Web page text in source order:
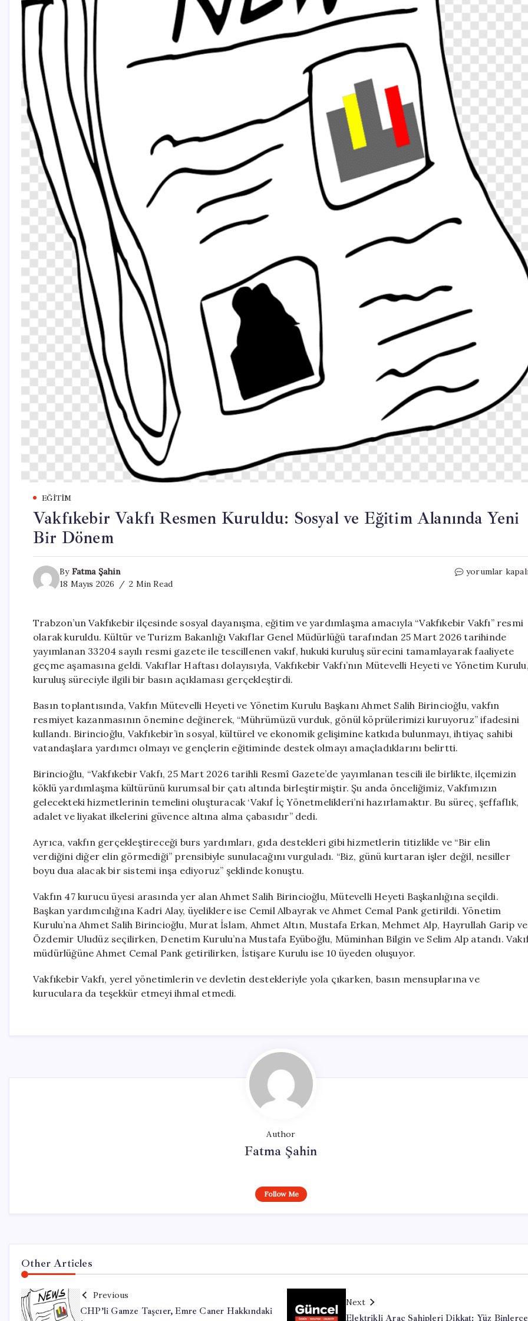
EĞITIM
Vakfıkebir Vakfı Resmen Kuruldu: Sosyal ve Eğitim Alanında Yeni
Bir Dönem
By Fatma Şahin
18 Mayıs 2026
2 Min Read
Vakfıkebir
Sosyal
ve
Eğitim
Alanında
Yeni
için
yorumlar
Trabzon’un Vakfıkebir ilçesinde sosyal dayanışma, eğitim ve yardımlaşma amacıyla “Vakfıkebir Vakfı” resmi
olarak kuruldu. Kültür ve Turizm Bakanlığı Vakıflar Genel Müdürlüğü tarafından 25 Mart 2026 tarihinde
yayımlanan 33204 sayılı resmi gazete ile tescillenen vakıf, hukuki kuruluş sürecini tamamlayarak faaliyete
geçme aşamasına geldi. Vakıflar Haftası dolayısıyla, Vakfıkebir Vakfı’nın Mütevelli Heyeti ve Yönetim
kuruluş süreciyle ilgili bir basın açıklaması gerçekleştirdi.
Basın toplantısında, Vakfın Mütevelli Heyeti ve Yönetim Kurulu Başkanı Ahmet Salih Birincioğlu, vakfın
resmiyet kazanmasının önemine değinerek, “Mührümüzü vurduk, gönül köprülerimizi kuruyoruz” ifadesini
kullandı. Birincioğlu, Vakfıkebir’in sosyal, kültürel ve ekonomik gelişimine katkıda bulunmayı, ihtiyaç sahibi
vatandaşlara yardımcı olmayı ve gençlerin eğitiminde destek olmayı amaçladıklarını belirtti.
Birincioğlu, “Vakfıkebir Vakfı, 25 Mart 2026 tarihli Resmî Gazete’de yayımlanan tescili ile birlikte, ilçemizin
köklü yardımlaşma kültürünü kurumsal bir çatı altında birleştirmiştir. Şu anda önceliğimiz, Vakfımızın
gelecekteki hizmetlerinin temelini oluşturacak ‘Vakıf İç Yönetmelikleri’ni hazırlamaktır. Bu süreç, şeffaflık,
adalet ve liyakat ilkelerini güvence altına alma çabasıdır” dedi.
Ayrıca, vakfın gerçekleştireceği burs yardımları, gıda destekleri gibi hizmetlerin titizlikle ve “Bir elin
verdiğini diğer elin görmediği” prensibiyle sunulacağını vurguladı. “Biz, günü kurtaran işler değil, nesiller
boyu dua alacak bir sistemi inşa ediyoruz” şeklinde konuştu.
Vakfın 47 kurucu üyesi arasında yer alan Ahmet Salih Birincioğlu, Mütevelli Heyeti Başkanlığına seçildi.
Başkan yardımcılığına Kadri Alay, üyeliklere ise Cemil Albayrak ve Ahmet Cemal Pank getirildi. Yönetim
Kurulu’na Ahmet Salih Birincioğlu, Murat İslam, Ahmet Altın, Mustafa Erkan, Mehmet Alp, Hayrullah Garip ve
Özdemir Uludüz seçilirken, Denetim Kurulu’na Mustafa Eyüboğlu, Müminhan Bilgin ve Selim Alp atandı.
müdürlüğüne Ahmet Cemal Pank getirilirken, İstişare Kurulu ise 10 üyeden oluşuyor.
Vakfıkebir Vakfı, yerel yönetimlerin ve devletin destekleriyle yola çıkarken, basın mensuplarına ve
kuruculara da teşekkür etmeyi ihmal etmedi.
Author
Fatma Şahin
Follow Me
Other Articles
Previous
CHP’li Gamze Taşcıer, Emre Caner Hakkındaki
Next
Elektrikli Araç Sahipleri Dikkat: Yüz Binlerce